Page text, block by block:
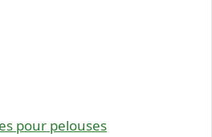
pour pelouses